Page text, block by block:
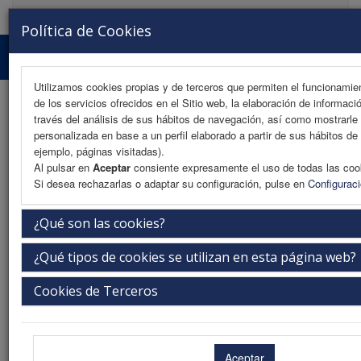
Política de Cookies
Utilizamos cookies propias y de terceros que permiten el
de los servicios ofrecidos en el Sitio web, la elaboración de
través del análisis de sus hábitos de navegación, así como mostrarle
personalizada en base a un perfil elaborado a partir de sus hábitos
ejemplo, páginas visitadas).
Al pulsar en Aceptar consiente expresamente el uso de todas las
Si desea rechazarlas o adaptar su configuración, pulse en
¿Qué son las cookies?
¿Qué tipos de cookies se utilizan en esta página web?
Cookies de Terceros
Información de reservas
Reserva online
Información de reservas
Informamos que las reservas de hoteles han sido realizadas con riesgo
económico y están sometidas a un régimen de cancelaciones impuesto
ha realizado el pago, bien por tarjeta de crédito o por transferencia.